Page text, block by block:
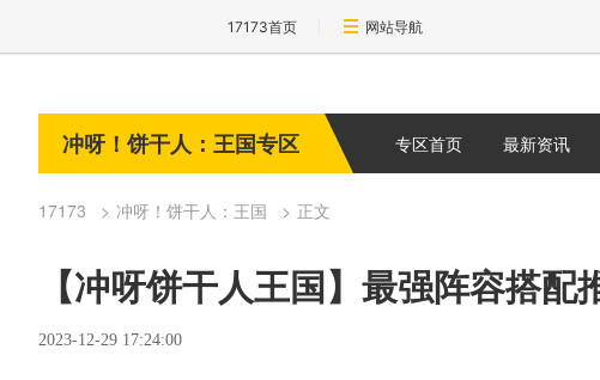
17173首页 网站导航
冲呀！饼干人：王国专区 专区首页 最新资讯
17173 冲呀！饼干人：王国 正文
【冲呀饼干人王国】最强阵容搭配
2023-12-29 17:24:00